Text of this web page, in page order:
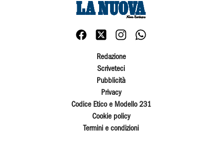
Redazione
Scriveteci
Pubblicità
Privacy
Codice Etico e Modello 231
Cookie policy
Termini e condizioni